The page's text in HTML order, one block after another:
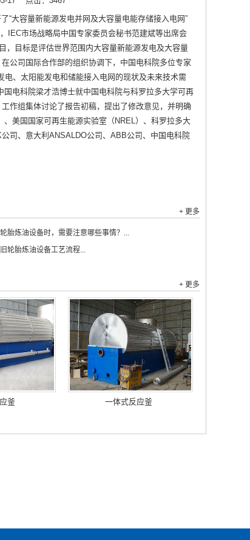
“大容量新能源发电并网及大容量电能存储接入电网”
IEC市场战略局中国专家委员会秘书范建斌等出席会
目标是评估世界范围内大容量新能源发电及大容量
公司国际合作部的组织协调下，中国电科院多位专家
、太阳能发电和储能接入电网的现状及未来技术需
电科院梁才浩博士就中国电科院与科罗拉多大学可再
作组集体讨论了报告初稿，提出了修改意见，并明确
美国国家可再生能源实验室（NREL）、科罗拉多大
司、意大利ANSALDO公司、ABB公司、中国电科院
+ 更多
胎炼油设备时，需要注意哪些事情？...
轮胎炼油设备工艺流程...
+ 更多
釜 一体式反应釜